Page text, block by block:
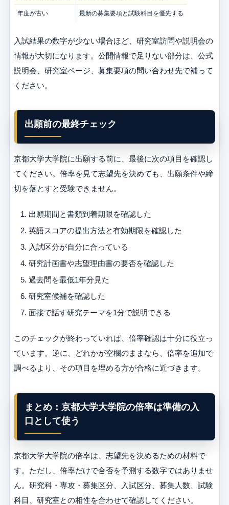
年度が古い 最新の募集要項と試験科目を優先する
入試結果の数字が少ない場合ほど、研究室訪問や説明会の
情報が大切になります。公開情報で足りない部分は、公式
説明会、研究室ページ、募集要項の問い合わせ先で補って
ください。
出願前の最終チェック
京都大学大学院に出願する前に、最後に次の項目を確認し
てください。倍率を見て志望先を決めても、出願条件や締
切を落とすと受験できません。
出願期間と書類到着期限を確認した
英語スコアの提出方法と有効期限を確認した
入試区分が自分に合っている
研究計画書や志望理由書の要否を確認した
過去問を最低1年分見た
研究室候補を確認した
面接で話す研究テーマを1分で説明できる
このチェックが終わっていれば、倍率確認は十分に役立っ
ています。逆に、どれかが空欄のままなら、倍率を追加で
調べるより、その項目を埋める方が合格に近づきます。
まとめ：京都大学大学院の倍率は準備の入
口として使う
京都大学大学院の倍率は、志望先を決めるための材料で
す。ただし、倍率だけで合否を予測する数字ではありませ
ん。研究科・専攻・募集区分、入試区分、募集人数、試験
科目、研究室との相性を合わせて確認してください。